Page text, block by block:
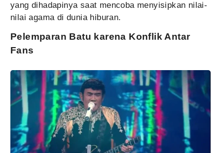
yang dihadapinya saat mencoba menyisipkan nilai-
nilai agama di dunia hiburan.
Pelemparan Batu karena Konflik Antar
Fans